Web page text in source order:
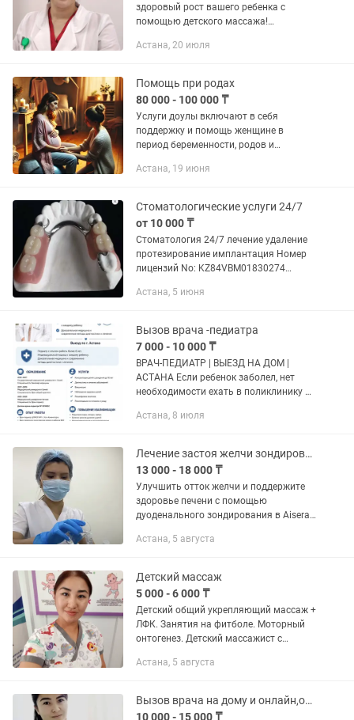
здоровый рост вашего ребенка с
помощью детского массажа!
инвестиция в здоровье и развитие
укреплению...
Астана, 20 июля
Помощь при родах
80 000 - 100 000 ₸
Услуги доулы включают в себя
поддержку и помощь женщине в
период беременности, родов и
это профессиональный помощник,
медицинскими...
Астана, 19 июня
Стоматологические услуги 24/7
от 10 000 ₸
Стоматология 24/7 лечение удаление
протезирование имплантация Номер
лицензий No: KZ84VBM01830274
государственного органа, вынесшего
No 04-27...
Астана, 5 июня
Вызов врача -педиатра
7 000 - 10 000 ₸
ВРАЧ-ПЕДИАТР | ВЫЕЗД НА ДОМ |
АСТАНА Если ребенок заболел, нет
необходимости ехать в поликлинику и
поставлю диагноз и дам рекомендации
Астана, 8 июля
Лечение застоя желчи зондирование
13 000 - 18 000 ₸
Улучшить отток желчи и поддержите
здоровье печени с помощью
дуоденального зондирования в Aisera
способствует очищению организма,
Астана, 5 августа
Детский массаж
5 000 - 6 000 ₸
Детский общий укрепляющий массаж +
ЛФК. Занятия на фитболе. Моторный
онтогенез. Детский массажист с
номер: KZ250002194143 от 22.05.2025г
Астана, 5 августа
Вызов врача на дому и онлайн,офлайн консультация врача терапевта, воп,УЗИст
10 000 - 15 000 ₸